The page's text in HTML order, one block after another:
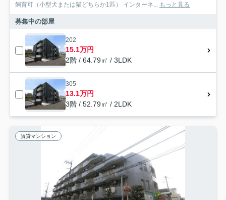
飼育可（小型犬または猫どちらか1匹） インターネ... もっと見る
募集中の部屋
202
15.1万円
2階 / 64.79㎡ / 3LDK
305
13.1万円
3階 / 52.79㎡ / 2LDK
賃貸マンション